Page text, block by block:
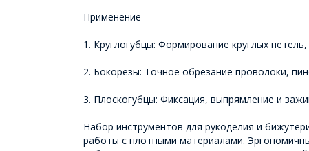
Применение
1. Круглогубцы: Формирование круглых
2. Бокорезы: Точное обрезание проволоки,
3. Плоскогубцы: Фиксация, выпрямление и
Набор инструментов для рукоделия и
работы с плотными материалами.